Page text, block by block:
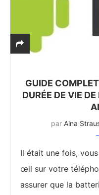
GUIDE
DURÉE DE VIE
par Aina
Il était une fois,
œil sur votre
assurer que la